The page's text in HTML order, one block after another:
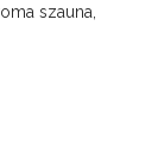
szauna,